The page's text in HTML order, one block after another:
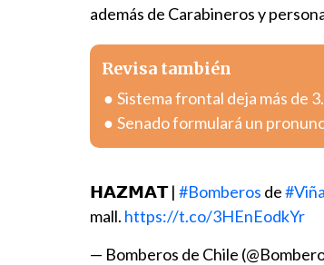
además de Carabineros y
Revisa también
Sistema frontal deja más de
Senado formulará un
𝗛𝗔𝗭𝗠𝗔𝗧 | #Bomberos de
mall. https://t.co/3HEnEodkYr
— Bomberos de Chile